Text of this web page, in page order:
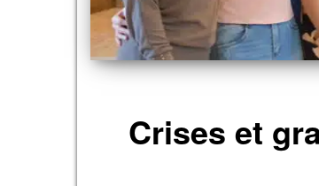
Crises et